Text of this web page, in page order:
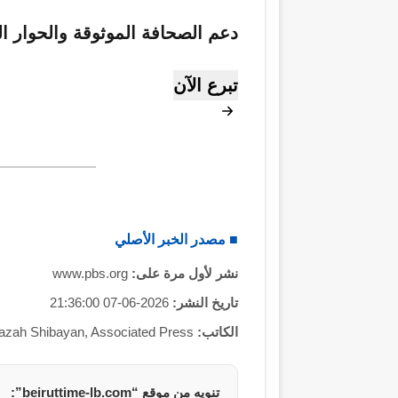
دعم الصحافة الموثوقة والحوار
تبرع الآن
■ مصدر الخبر الأصلي
نشر لأول مرة على: www.pbs.org
تاريخ النشر: 2026-06-07 21:36:00
الكاتب: Shibayan, Associated Press
تنويه من موقع “beiruttime-lb.com”: